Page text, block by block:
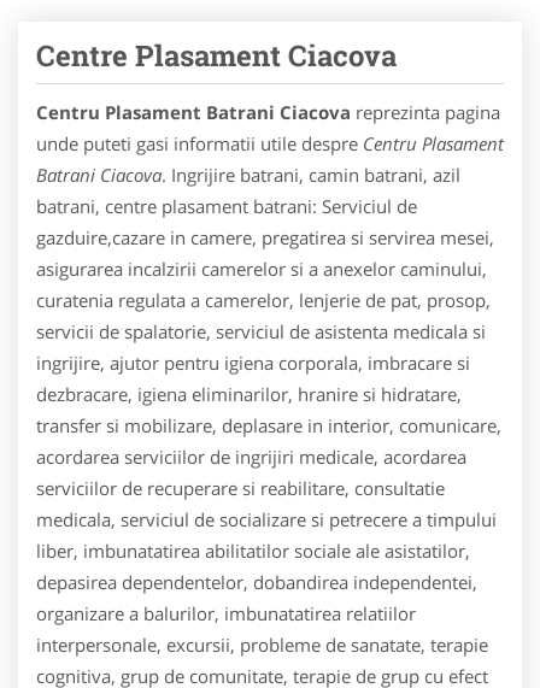
Centre Plasament Ciacova
Centru Plasament Batrani Ciacova reprezinta pagina
unde puteti gasi informatii utile despre Centru Plasament
Batrani Ciacova. Ingrijire batrani, camin batrani, azil
batrani, centre plasament batrani: Serviciul de
gazduire,cazare in camere, pregatirea si servirea mesei,
asigurarea incalzirii camerelor si a anexelor caminului,
curatenia regulata a camerelor, lenjerie de pat, prosop,
servicii de spalatorie, serviciul de asistenta medicala si
ingrijire, ajutor pentru igiena corporala, imbracare si
dezbracare, igiena eliminarilor, hranire si hidratare,
transfer si mobilizare, deplasare in interior, comunicare,
acordarea serviciilor de ingrijiri medicale, acordarea
serviciilor de recuperare si reabilitare, consultatie
medicala, serviciul de socializare si petrecere a timpului
liber, imbunatatirea abilitatilor sociale ale asistatilor,
depasirea dependentelor, dobandirea independentei,
organizare a balurilor, imbunatatirea relatiilor
interpersonale, excursii, probleme de sanatate, terapie
cognitiva, grup de comunitate, terapie de grup cu efect